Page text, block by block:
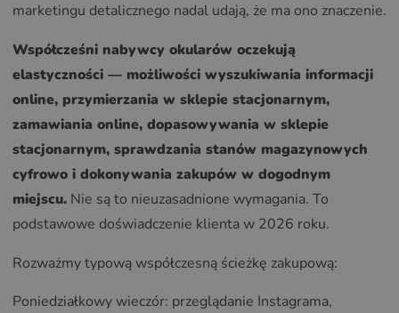
marketingu detalicznego nadal udają, że ma ono znaczenie.
Współcześni nabywcy okularów oczekują
elastyczności — możliwości wyszukiwania informacji
online, przymierzania w sklepie stacjonarnym,
zamawiania online, dopasowywania w sklepie
stacjonarnym, sprawdzania stanów magazynowych
cyfrowo i dokonywania zakupów w dogodnym
miejscu. Nie są to nieuzasadnione wymagania. To
podstawowe doświadczenie klienta w 2026 roku.
Rozważmy typową współczesną ścieżkę zakupową:
Poniedziałkowy wieczór: przeglądanie Instagrama,